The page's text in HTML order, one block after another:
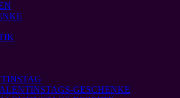
GESCHENKE